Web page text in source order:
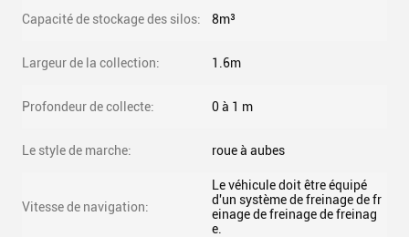
Capacité de stockage des silos: 8m³
Largeur de la collection: 1.6m
Profondeur de collecte: 0 à 1 m
Le style de marche: roue à aubes
Vitesse de navigation:
Le véhicule doit être équipé
d'un système de freinage de fr
einage de freinage de freinag
e.